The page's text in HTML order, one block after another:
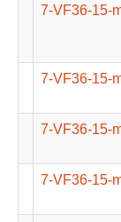
7-VF36-15-
7-VF36-15-
7-VF36-15-
7-VF36-15-